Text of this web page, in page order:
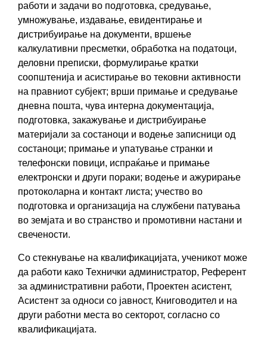
работи и задачи во подготовка, средување,
умножување, издавање, евидентирање и
дистрибуирање на документи, вршење
калкулативни пресметки, обработка на податоци,
деловни преписки, формулирање кратки
соопштенија и асистирање во тековни активности
на правниот субјект; врши примање и средување
дневна пошта, чува интерна документација,
подготовка, закажување и дистрибуирање
материјали за состаноци и водење записници од
состаноци; примање и упатување странки и
телефонски повици, испраќање и примање
електронски и други пораки; водење и ажурирање
протоколарна и контакт листа; учество во
подготовка и организација на службени патувања
во земјата и во странство и промотивни настани и
свечености.
Со стекнување на квалификацијата, ученикот може
да работи како Технички администратор, Референт
за административни работи, Проектен асистент,
Асистент за односи со јавност, Книговодител и на
други работни места во секторот, согласно со
квалификацијата.